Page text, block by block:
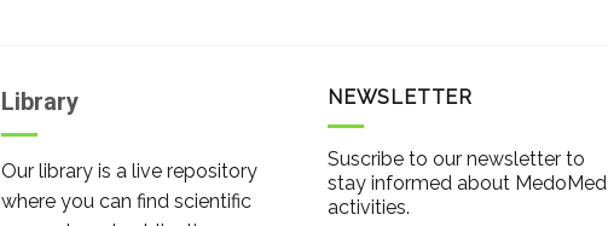
Library
Our library is a live repository
where you can find scientific
NEWSLETTER
Suscribe to our newsletter to
stay informed about MedoMed
activities.